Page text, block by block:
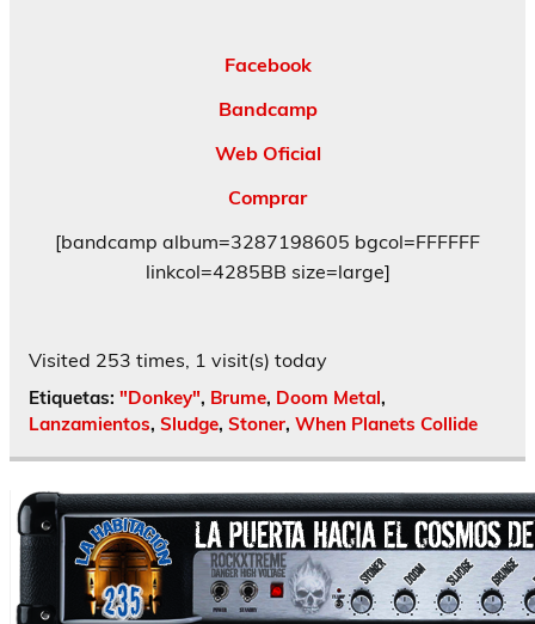
Facebook
Bandcamp
Web Oficial
Comprar
[bandcamp album=3287198605 bgcol=FFFFFF
linkcol=4285BB size=large]
Visited 253 times, 1 visit(s) today
Etiquetas: "Donkey", Brume, Doom Metal,
Lanzamientos, Sludge, Stoner, When Planets Collide